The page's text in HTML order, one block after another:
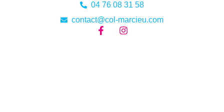
04 76 08 31 58
contact@col-marcieu.com